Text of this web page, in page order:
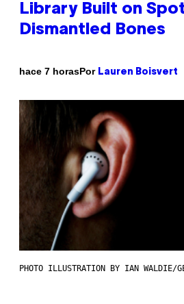
Library Built on
Dismantled Bones
hace 7 horasPor Lauren Boisvert
PHOTO ILLUSTRATION BY IAN WALDIE/